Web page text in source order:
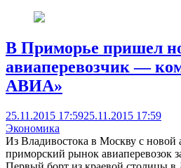
В Приморье пришел
авиаперевозчик —
АВИА»
25.11.2015 17:5925.11.2015 17:59
Экономика
Из Владивостока в Москву с новой
приморский рынок